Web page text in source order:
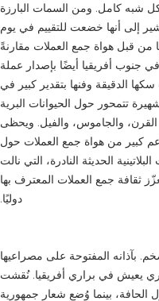
شبه كامل. ومن السمات البارزة
إلى أنها خضعت للتقييم في يوم
من قبل هواة جمع العملات مقارنةً
جنوب أفريقيا أيضًا بإصدار عملة
الدقيقة وفنها بتقدير كبير في
تتمحور حول الحيوانات البرية
القرن، والجاموس، والفيل. ويحظى
كبير من هواة جمع العملات حول
الحديثة النادرة، التي نالت
ثقافة جمع العملات المعترف بها
دوليًا.
بآذانه المفتوحة على مصراعيها
بري يعيش في براري أفريقيا. نُقشت
أفريقيا" و"الخمسة الكبار 2020" حول الحافة، بينما وُضع شعار جمهورية